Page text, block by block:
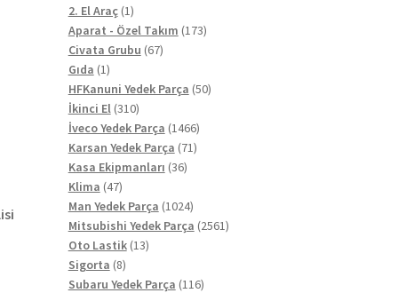
ürün
2. El Araç 11
ürün
Aparat - Özel Takım 173173
Civata Grubu 6767
Gıda 11
ürün
HFKanuni Yedek Parça 5050
İkinci El 310310
ürün
İveco Yedek Parça 14661466
ürün
Karsan Yedek Parça 7171
Kasa Ekipmanları 3636
Klima 4747
ürün
Man Yedek Parça 10241024
ürün
Mitsubishi Yedek Parça 25612561
Oto Lastik 1313
Sigorta 88
ürün
Subaru Yedek Parça 116116